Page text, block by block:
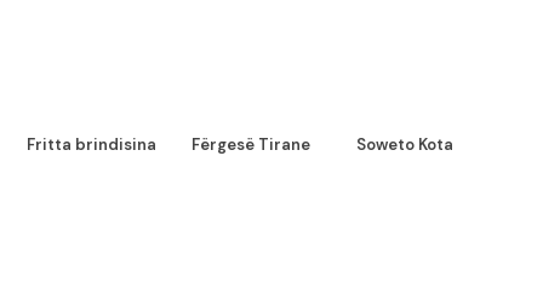
Fritta brindisina Fërgesë Tirane Soweto Kota